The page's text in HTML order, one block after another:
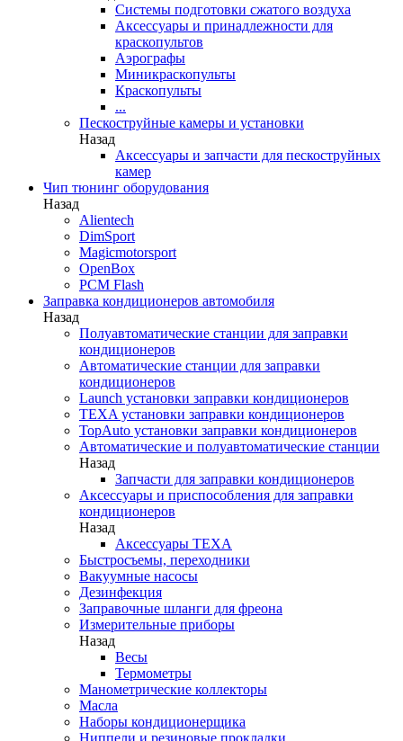
Системы подготовки сжатого воздуха
Аксессуары и принадлежности для
краскопультов
Аэрографы
Миникраскопульты
Краскопульты
...
Пескоструйные камеры и установки
Назад
Аксессуары и запчасти для пескоструйных
камер
Чип тюнинг оборудования
Назад
Alientech
DimSport
Magicmotorsport
OpenBox
PCM Flash
Заправка кондиционеров автомобиля
Назад
Полуавтоматические станции для заправки
кондиционеров
Автоматические станции для заправки
кондиционеров
Launch установки заправки кондиционеров
TEXA установки заправки кондиционеров
TopAuto установки заправки кондиционеров
Автоматические и полуавтоматические станции
Назад
Запчасти для заправки кондиционеров
Аксессуары и приспособления для заправки
кондиционеров
Назад
Аксессуары TEXA
Быстросъемы, переходники
Вакуумные насосы
Дезинфекция
Заправочные шланги для фреона
Измерительные приборы
Назад
Весы
Термометры
Манометрические коллекторы
Масла
Наборы кондиционерщика
Ниппели и резиновые прокладки